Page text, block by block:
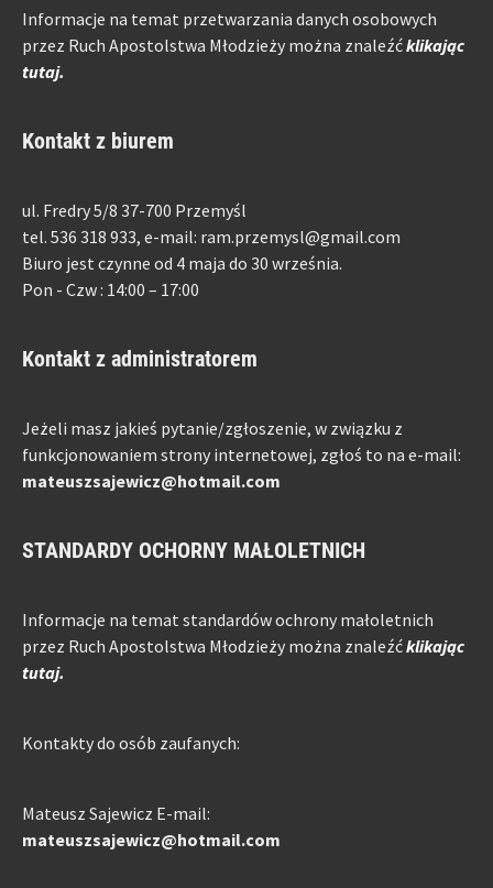
Informacje na temat przetwarzania danych osobowych
przez Ruch Apostolstwa Młodzieży można znaleźćklikając
tutaj.
Kontakt z biurem
ul. Fredry 5/8 37-700 Przemyśl
tel. 536 318 933, e-mail: ram.przemysl@gmail.com
Biuro jest czynne od 4 maja do 30 września.
Pon - Czw : 14:00 – 17:00
Kontakt z administratorem
Jeżeli masz jakieś pytanie/zgłoszenie, w związku z
funkcjonowaniem strony internetowej, zgłoś to na e-mail:
mateuszsajewicz@hotmail.com
STANDARDY OCHORNY MAŁOLETNICH
Informacje na temat standardów ochrony małoletnich
przez Ruch Apostolstwa Młodzieży można znaleźćklikając
tutaj.
Kontakty do osób zaufanych:
Mateusz Sajewicz E-mail:
mateuszsajewicz@hotmail.com